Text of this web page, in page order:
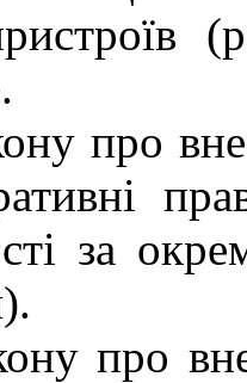
(
про
за
).
про